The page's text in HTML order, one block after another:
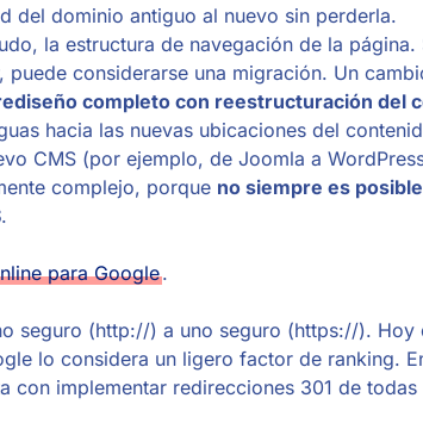
del dominio antiguo al nuevo sin perderla​.
la estructura de navegación de la página.
considerarse una migración. Un
completo con reestructuración del
hacia las nuevas ubicaciones del
CMS (por ejemplo, de Joomla a
complejo, porque no siempre es
​.
para Google.
seguro (http://) a uno seguro (https://). Hoy
lo considera un ligero factor de ranking.
con implementar redirecciones 301 de todas